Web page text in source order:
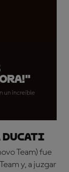
un increíble
DUCATI
Team) fue
y, a juzgar